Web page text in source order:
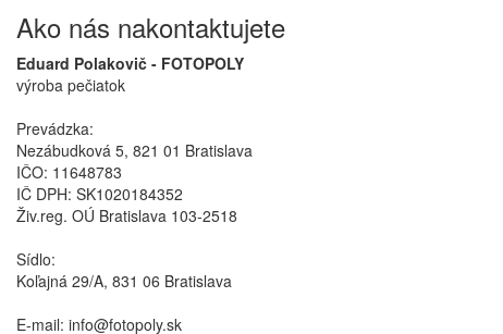
Ako nás nakontaktujete
Eduard Polakovič - FOTOPOLY
výroba pečiatok
Prevádzka:
Nezábudková 5, 821 01 Bratislava
IČO: 11648783
IČ DPH: SK1020184352
Živ.reg. OÚ Bratislava 103-2518
Sídlo:
Koľajná 29/A, 831 06 Bratislava
E-mail: info@fotopoly.sk